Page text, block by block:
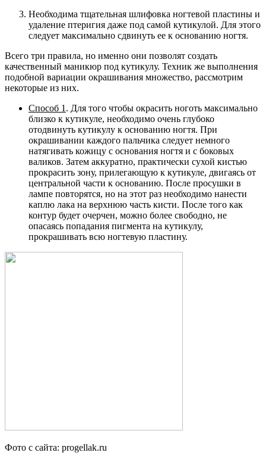
Необходима тщательная шлифовка ногтевой пластины и
удаление птеригия даже под самой кутикулой. Для этого
следует максимально сдвинуть ее к основанию ногтя.
Всего три правила, но именно они позволят создать
качественный маникюр под кутикулу. Техник же выполнения
подобной вариации окрашивания множество, рассмотрим
некоторые из них.
Способ 1 . Для того чтобы окрасить ноготь максимально
близко к кутикуле, необходимо очень глубоко
отодвинуть кутикулу к основанию ногтя. При
окрашивании каждого пальчика следует немного
натягивать кожицу с основания ногтя и с боковых
валиков. Затем аккуратно, практически сухой кистью
прокрасить зону, прилегающую к кутикуле, двигаясь от
центральной части к основанию. После просушки в
лампе повторятся, но на этот раз необходимо нанести
каплю лака на верхнюю часть кисти. После того как
контур будет очерчен, можно более свободно, не
опасаясь попадания пигмента на кутикулу,
прокрашивать всю ногтевую пластину.
Фото с сайта: progellak.ru